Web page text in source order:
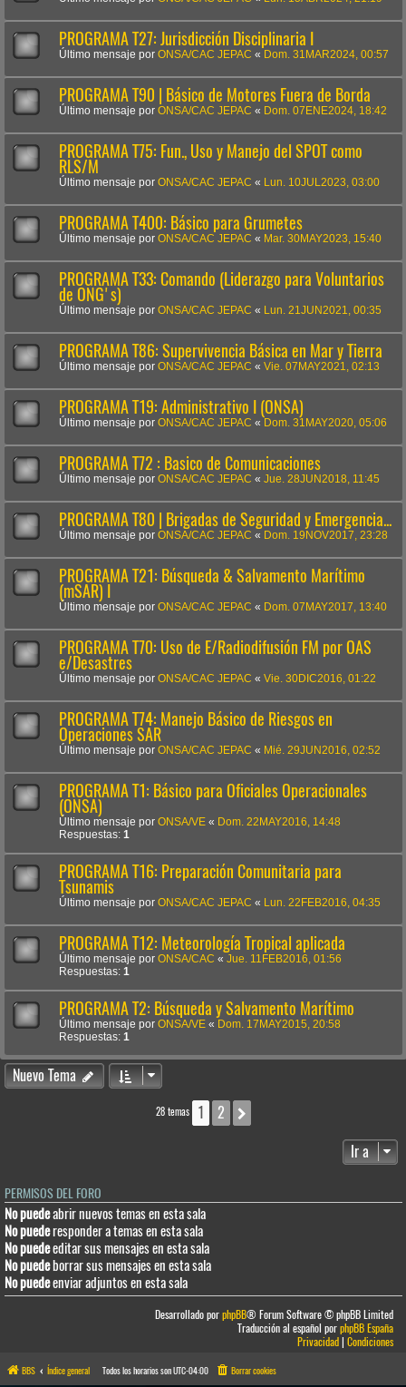
PROGRAMA T27: Jurisdicción Disciplinaria I
Último mensaje por ONSA/CAC JEPAC « Dom. 31MAR2024, 00:57
PROGRAMA T90 | Básico de Motores Fuera de Borda
Último mensaje por ONSA/CAC JEPAC « Dom. 07ENE2024, 18:42
PROGRAMA T75: Fun., Uso y Manejo del SPOT como
RLS/M
Último mensaje por ONSA/CAC JEPAC « Lun. 10JUL2023, 03:00
PROGRAMA T400: Básico para Grumetes
Último mensaje por ONSA/CAC JEPAC « Mar. 30MAY2023, 15:40
PROGRAMA T33: Comando (Liderazgo para Voluntarios
de ONG's)
Último mensaje por ONSA/CAC JEPAC « Lun. 21JUN2021, 00:35
PROGRAMA T86: Supervivencia Básica en Mar y Tierra
Último mensaje por ONSA/CAC JEPAC « Vie. 07MAY2021, 02:13
PROGRAMA T19: Administrativo I (ONSA)
Último mensaje por ONSA/CAC JEPAC « Dom. 31MAY2020, 05:06
PROGRAMA T72 : Basico de Comunicaciones
Último mensaje por ONSA/CAC JEPAC « Jue. 28JUN2018, 11:45
PROGRAMA T80 | Brigadas de Seguridad y Emergencia...
Último mensaje por ONSA/CAC JEPAC « Dom. 19NOV2017, 23:28
PROGRAMA T21: Búsqueda & Salvamento Marítimo
(mSAR) I
Último mensaje por ONSA/CAC JEPAC « Dom. 07MAY2017, 13:40
PROGRAMA T70: Uso de E/Radiodifusión FM por OAS
e/Desastres
Último mensaje por ONSA/CAC JEPAC « Vie. 30DIC2016, 01:22
PROGRAMA T74: Manejo Básico de Riesgos en
Operaciones SAR
Último mensaje por ONSA/CAC JEPAC « Mié. 29JUN2016, 02:52
PROGRAMA T1: Básico para Oficiales Operacionales
(ONSA)
Último mensaje por ONSA/VE « Dom. 22MAY2016, 14:48
Respuestas: 1
PROGRAMA T16: Preparación Comunitaria para
Tsunamis
Último mensaje por ONSA/CAC JEPAC « Lun. 22FEB2016, 04:35
PROGRAMA T12: Meteorología Tropical aplicada
Último mensaje por ONSA/CAC « Jue. 11FEB2016, 01:56
Respuestas: 1
PROGRAMA T2: Búsqueda y Salvamento Marítimo
Último mensaje por ONSA/VE « Dom. 17MAY2015, 20:58
Respuestas: 1
Nuevo Tema
28 temas 1 2
Ir a
PERMISOS DEL FORO
No puedeabrir nuevos temas en esta sala
No puederesponder a temas en esta sala
No puedeeditar sus mensajes en esta sala
No puedeborrar sus mensajes en esta sala
No puedeenviar adjuntos en esta sala
Desarrollado porphpBB® Forum Software © phpBB Limited
Traducción al español porphpBB España
Privacidad|Condiciones
BBS Índice general Todos los horarios sonUTC-04:00 Borrar cookies